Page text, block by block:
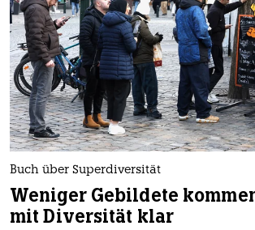
Buch über Superdiversität
Weniger Gebildete
mit Diversität klar